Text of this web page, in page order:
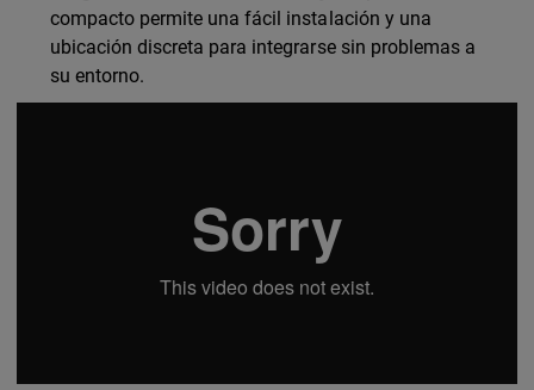
compacto permite una fácil instalación y una
ubicación discreta para integrarse sin problemas a
su entorno.